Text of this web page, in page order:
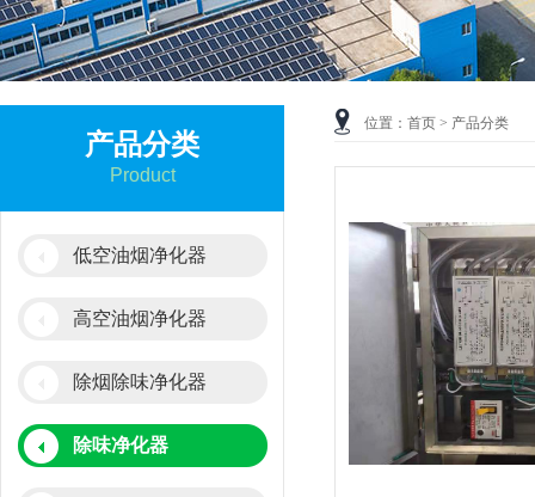
产品分类
Product
低空油烟净化器
高空油烟净化器
除烟除味净化器
除味净化器
位置： 首页 > 产品分类